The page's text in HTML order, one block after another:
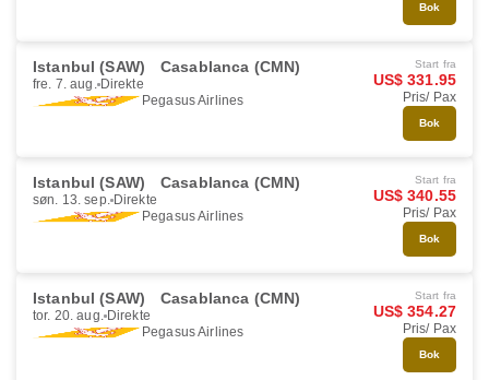
Bok
Istanbul (SAW) Casablanca (CMN)
fre. 7. aug. Direkte
Pegasus Airlines
Start fra
US$ 331.95
Pris/ Pax
Bok
Istanbul (SAW) Casablanca (CMN)
søn. 13. sep. Direkte
Pegasus Airlines
Start fra
US$ 340.55
Pris/ Pax
Bok
Istanbul (SAW) Casablanca (CMN)
tor. 20. aug. Direkte
Pegasus Airlines
Start fra
US$ 354.27
Pris/ Pax
Bok